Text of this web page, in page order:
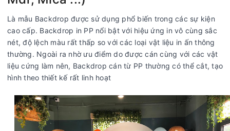
Là mẫu Backdrop được sử dụng phổ biến trong các sự kiện
cao cấp. Backdrop in PP nổi bật với hiệu ứng in vô cùng sắc
nét, độ lệch màu rất thấp so với các loại vật liệu in ấn thông
thường. Ngoài ra nhờ ưu điểm do được cán cùng với các vật
liệu cứng làm nên, Backdrop cán từ PP thường có thể cắt, tạo
hình theo thiết kế rất linh hoạt